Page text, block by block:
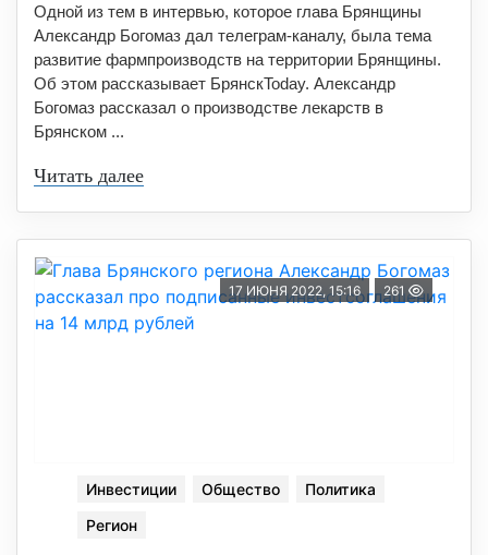
Одной из тем в интервью, которое глава Брянщины
Александр Богомаз дал телеграм-каналу, была тема
развитие фармпроизводств на территории Брянщины.
Об этом рассказывает БрянскToday. Александр
Богомаз рассказал о производстве лекарств в
Брянском ...
Читать далее
17 ИЮНЯ 2022, 15:16 261
Инвестиции Общество
Политика
Регион